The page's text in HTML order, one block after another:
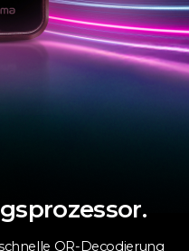
QR-Decodierung